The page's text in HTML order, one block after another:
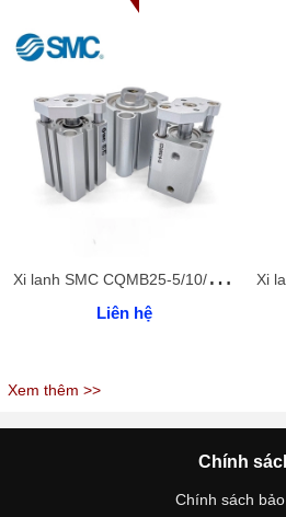
X
i lanh SMC CQMB25-5/10/15/20/25/30/35/40/45/50
Liên hệ
Xem thêm >>
Chính
Chính sách